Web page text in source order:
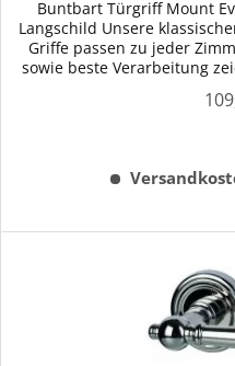
Buntbart Türgriff Mount
Langschild Unsere
Griffe passen zu jeder
sowie beste Verarbeitung